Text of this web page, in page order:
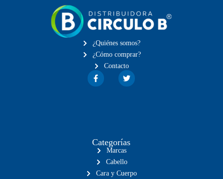
¿Quiénes somos?
¿Cómo comprar?
Contacto
Categorías
Marcas
Cabello
Cara y Cuerpo